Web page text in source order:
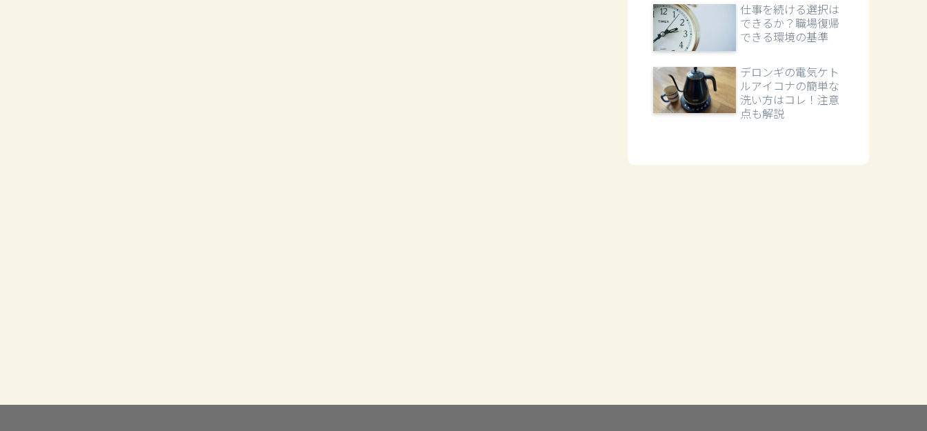
仕事を続ける選択は
できるか？職場復帰
できる環境の基準
デロンギの電気ケト
ルアイコナの簡単な
洗い方はコレ！注意
点も解説